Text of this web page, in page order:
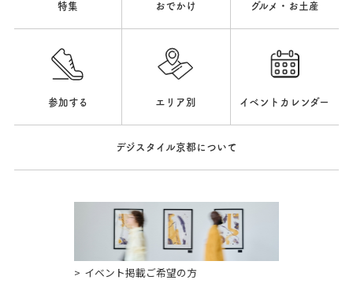
特集 おでかけ グルメ・お土産
参加する エリア別 イベントカレンダー
デジスタイル京都について
イベント掲載ご希望の方